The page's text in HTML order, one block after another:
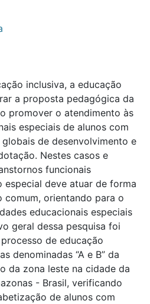
inclusiva, a educação
a proposta pedagógica da
promover o atendimento às
especiais de alunos com
de desenvolvimento e
Nestes casos e
funcionais
especial deve atuar de forma
comum, orientando para o
educacionais especiais
geral dessa pesquisa foi
de educação
denominadas “A e B” da
da zona leste na cidade da
- Brasil, verificando
de alunos com